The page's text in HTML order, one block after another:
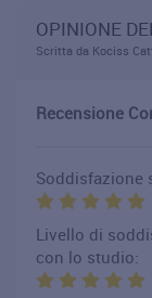
OPINIONE
Scritta da Kociss
Recensione
Soddisfazione
Livello di
con lo studio: